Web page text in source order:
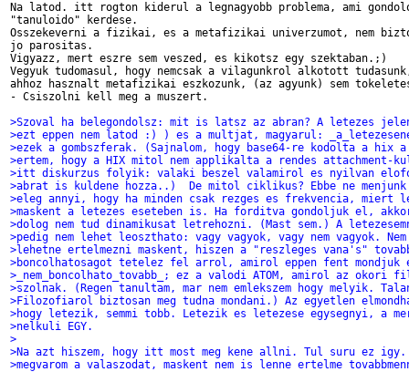
Na latod. itt rogton kiderul a legnagyobb problema, ami
"tanuloido" kerdese.
Osszekeverni a fizikai, es a metafizikai univerzumot, nem
jo parositas.
Vigyazz, mert eszre sem veszed, es kikotsz egy szektaban.;)
Vegyuk tudomasul, hogy nemcsak a vilagunkrol alkotott
ahhoz hasznalt metafizikai eszkozunk, (az agyunk) sem
- Csiszolni kell meg a muszert.
>Szoval ha belegondolsz: mit is latsz az abran? A letezes
>ezt eppen nem latod :) ) es a multjat, magyarul:
>ezek a gombszferak. (Sajnalom, hogy base64-re kodolta a hix a
>ertem, hogy a HIX mitol nem applikalta a rendes attachment-
>itt diskurzus folyik: valaki beszel valamirol es nyilvan
>abrat is kuldene hozza..)  De mitol ciklikus? Ebbe ne
>eleg annyi, hogy ha minden csak rezges es frekvencia, miert
>maskent a letezes eseteben is. Ha forditva gondoljuk el,
>dolog nem tud dinamikusat letrehozni. (Mast sem.) A
>pedig nem lehet leoszthato: vagy vagyok, vagy nem vagyok.
>lehetne ertelmezni maskent, hiszen a "reszleges vana's"
>boncolhatosagot tetelez fel arrol, amirol eppen fent mondjuk
>_nem_boncolhato_tovabb_; ez a valodi ATOM, amirol az okori
>szolnak. (Regen tanultam, mar nem emlekszem hogy melyik.
>Filozofiarol biztosan meg tudna mondani.) Az egyetlen
>hogy letezik, semmi tobb. Letezik es letezese egysegnyi, a
>nelkuli EGY.
>
>Na azt hiszem, hogy itt most meg kene allni. Tul suru ez igy.
>megvarom a valaszodat, maskent nem is lenne ertelme